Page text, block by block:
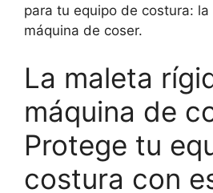
para tu equipo de costura:
máquina de coser.
La maleta
máquina de
Protege tu
costura con